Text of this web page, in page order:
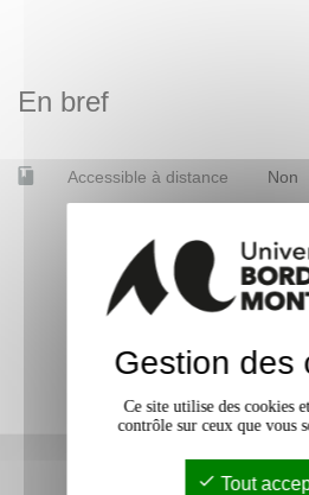
En bref
Accessible à distance Non
Gestion des
Ce site utilise des cookies
contrôle sur ceux que vous
Tout